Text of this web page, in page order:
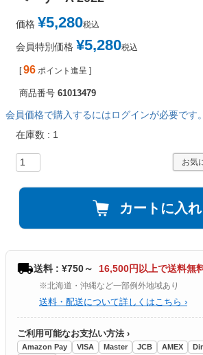
価格 ¥5,280税込
会員特別価格 ¥5,280税込
[ 96 ポイント進呈 ]
商品番号 61013479
会員価格で購入するにはログインが必要です。
在庫数
1
お気
カートに入
送料 : ¥750～ 16,500円以上で送料無
※北海道・沖縄など一部例外地域あり
送料・配送について詳しくはこちら ›
ご利用可能なお支払い方法 ›
Amazon Pay VISA Master JCB AMEX